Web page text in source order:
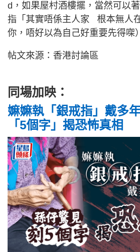
d，如果屋村酒樓擺，當然可以
指「其實唔係主人家 根本無人
你，唔好以為自己好重要先得㗎
帖文來源：香港討論區
同場加映：
嫲嫲執「銀戒指」戴多
「5個字」揭恐怖真相